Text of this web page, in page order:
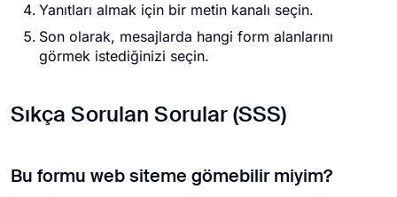
Yanıtları almak için bir metin kanalı seçin.
Son olarak, mesajlarda hangi form alanlarını
görmek istediğinizi seçin.
Sıkça Sorulan Sorular (SSS)
Bu formu web siteme gömebilir miyim?